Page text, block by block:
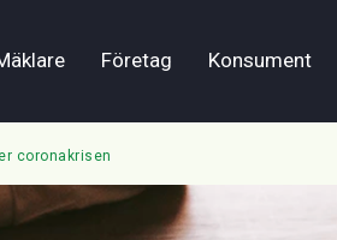
Företag Konsument
coronakrisen